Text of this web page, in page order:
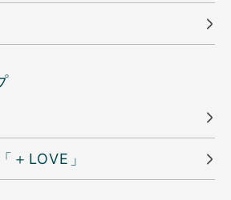
＋LOVE」